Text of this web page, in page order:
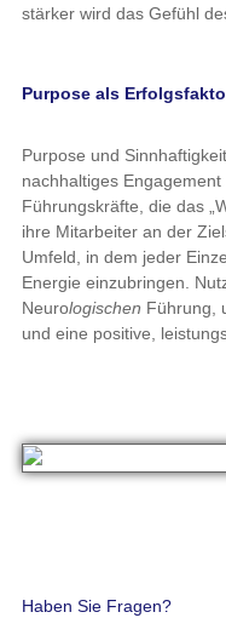
stärker wird das Gefühl
Purpose als
Purpose und
nachhaltiges
Führungskräfte, die das
ihre Mitarbeiter an der
Umfeld, in dem jeder
Energie einzubringen.
Neurologischen Führung,
und eine positive,
Haben Sie Fragen?